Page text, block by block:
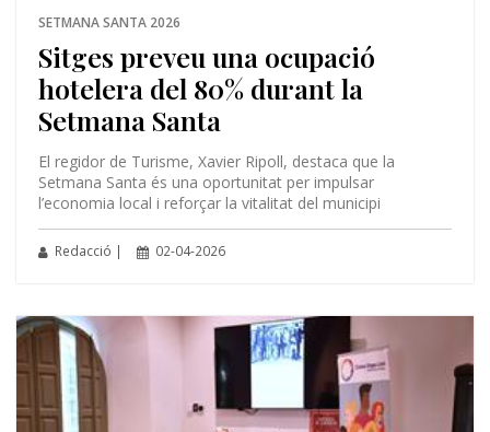
SETMANA SANTA 2026
Sitges preveu una ocupació
hotelera del 80% durant la
Setmana Santa
El regidor de Turisme, Xavier Ripoll, destaca que la
Setmana Santa és una oportunitat per impulsar
l’economia local i reforçar la vitalitat del municipi
Redacció | 02-04-2026